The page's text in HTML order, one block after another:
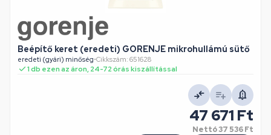
Beépítő keret (eredeti) GORENJE mikrohullámú sütő
eredeti (gyári) minőség•Cikkszám: 651628
1 db ezen az áron, 24-72 órás kiszállítással
47 671 Ft
Nettó37 536 Ft